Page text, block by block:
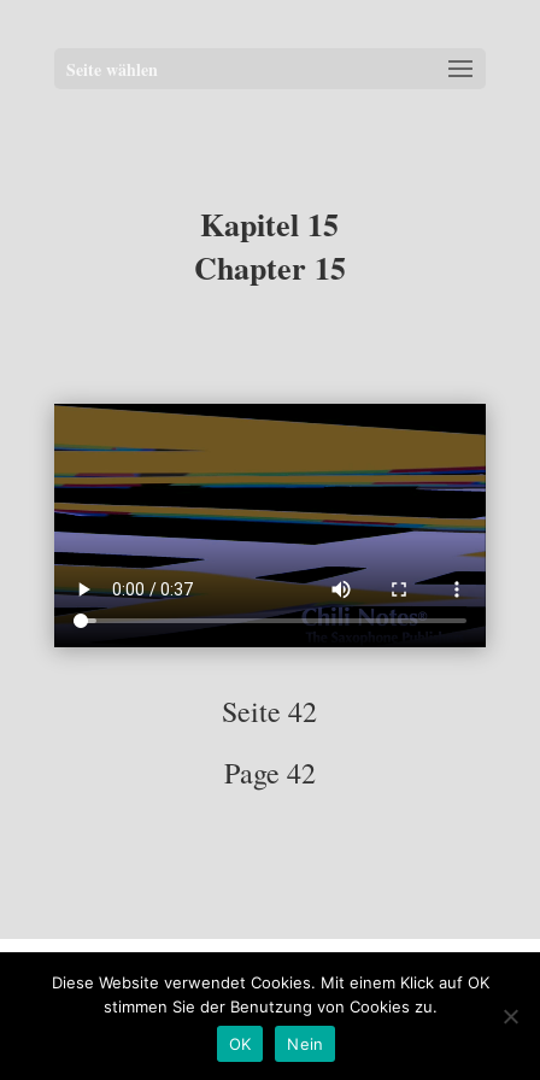
Seite wählen
Kapitel 15
Chapter 15
Seite 42
Page 42
Impressum Datenschutzerklärung
Diese Website verwendet Cookies. Mit einem Klick auf OK
stimmen Sie der Benutzung von Cookies zu.
OK
Nein